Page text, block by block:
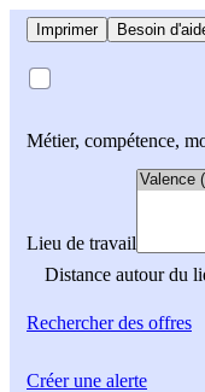
Imprimer Besoin
Métier, compétence,
Lieu de travail
Distance autour du
Rechercherdes offres
Créer une alerte